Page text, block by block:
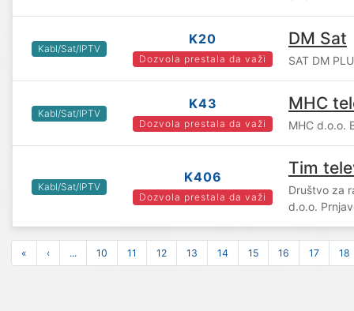
Kabl/Sat/IPTV
K20
Dozvola prestala da važi
DM Sat
SAT DM
Kabl/Sat/IPTV
K43
Dozvola prestala da važi
MHC
MHC d.o.o.
Kabl/Sat/IPTV
K406
Dozvola prestala da važi
Tim
Društvo za
d.o.o.
« ‹ ... 10 11 12 13 14 15 16 17 18